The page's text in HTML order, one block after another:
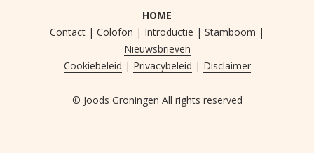
HOME
Contact | Colofon | Introductie | Stamboom |
Nieuwsbrieven
Cookiebeleid | Privacybeleid | Disclaimer
© Joods Groningen All rights reserved